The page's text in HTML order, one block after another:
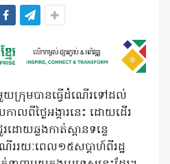
យក្រុមបានធ្វើដំណើរទៅដល់
ពីថ្ងៃអង្គារនេះ ដោយដើរ
ដោយឆ្លងកាត់ស្ពានទន្លេ
ររយៈពេល១៥សប្តាហ៍ពីរដ្ឋ